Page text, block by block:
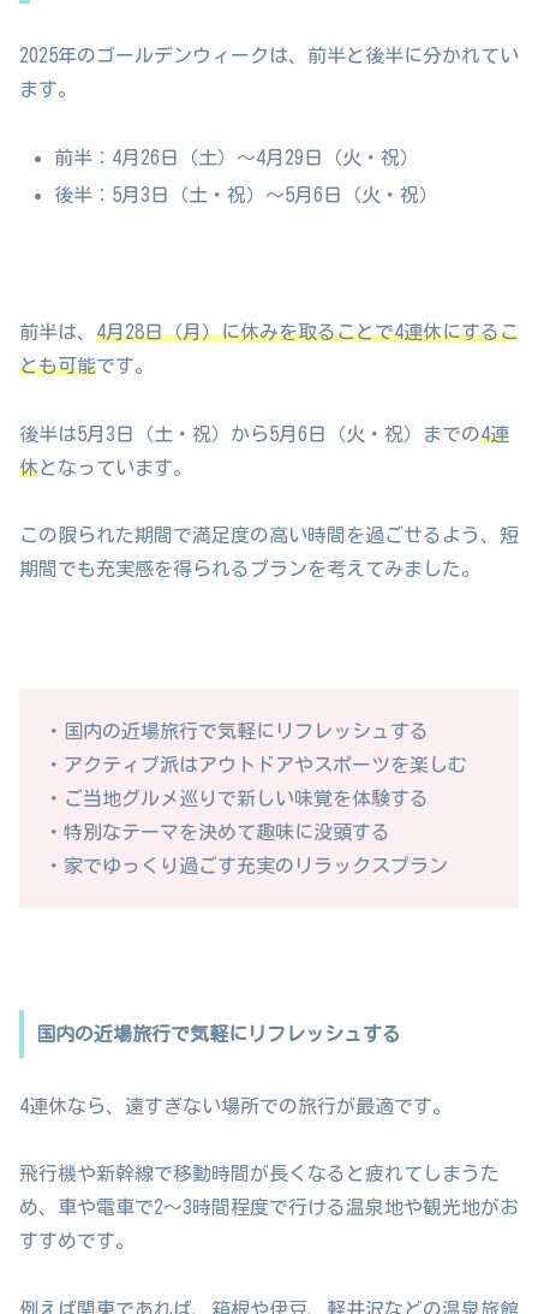
2025年のゴールデンウィークは、前半と後半に分かれてい
ます。
前半：4月26日（土）〜4月29日（火・祝）
後半：5月3日（土・祝）〜5月6日（火・祝）
前半は、 4月28日（月）に休みを取ることで4連休にするこ
とも可能です。
後半は5月3日（土・祝）から5月6日（火・祝）までの4連
休となっています。
この限られた期間で満足度の高い時間を過ごせるよう、短
期間でも充実感を得られるプランを考えてみました。
・国内の近場旅行で気軽にリフレッシュする
・アクティブ派はアウトドアやスポーツを楽しむ
・ご当地グルメ巡りで新しい味覚を体験する
・特別なテーマを決めて趣味に没頭する
・家でゆっくり過ごす充実のリラックスプラン
国内の近場旅行で気軽にリフレッシュする
4連休なら、遠すぎない場所での旅行が最適です。
飛行機や新幹線で移動時間が長くなると疲れてしまうた
め、車や電車で2〜3時間程度で行ける温泉地や観光地がお
すすめです。
例えば関東であれば、箱根や伊豆、軽井沢などの温泉旅館